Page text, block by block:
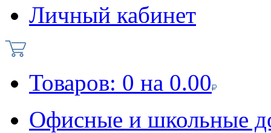
Личный кабинет
Товаров: 0 на 0.00
Офисные и школьные